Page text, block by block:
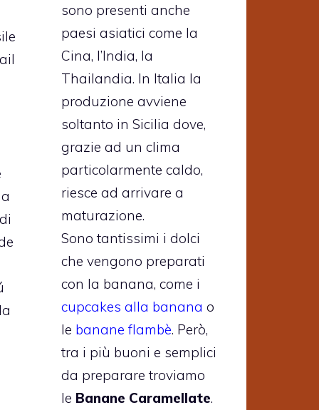
sono presenti anche
paesi asiatici come la
Cina, l’India, la
Thailandia. In Italia la
produzione avviene
soltanto in Sicilia dove,
grazie ad un clima
particolarmente caldo,
riesce ad arrivare a
maturazione.
Sono tantissimi i dolci
che vengono preparati
con la banana, come i
cupcakes alla banana o
le banane flambè. Però,
tra i più buoni e semplici
da preparare troviamo
le Banane Caramellate.